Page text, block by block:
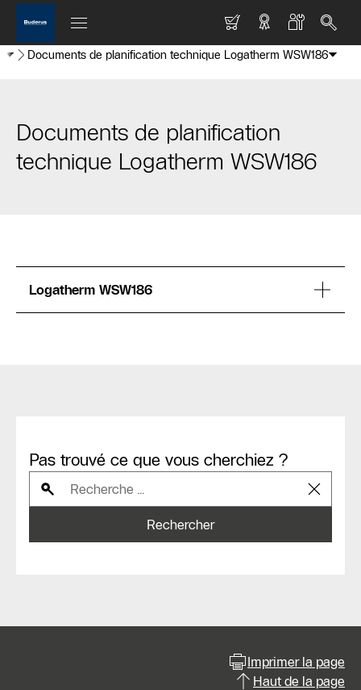
Documents de planification technique Logatherm WSW186
Documents de planification
technique Logatherm WSW186
Logatherm WSW186
Pas trouvé ce que vous cherchiez ?
Rechercher
Imprimer la page
Haut de la page